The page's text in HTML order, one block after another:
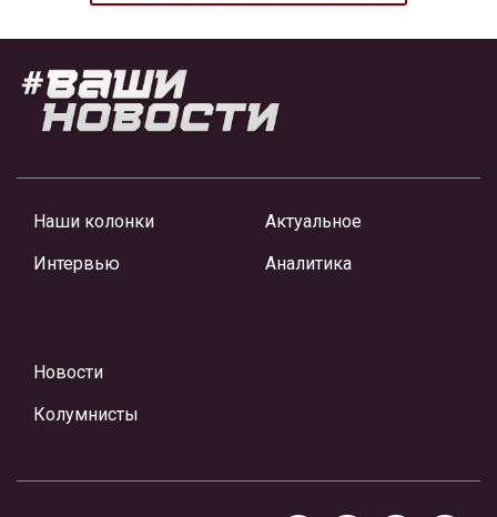
Наши колонки
Интервью
Актуальное
Аналитика
Новости
Колумнисты